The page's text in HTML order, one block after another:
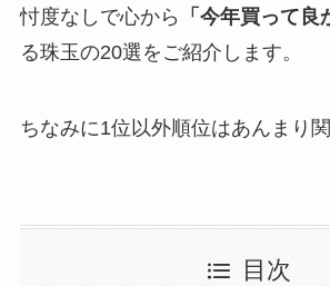
忖度なしで心から 「今年買って良
る珠玉の20選をご紹介します。
ちなみに1位以外順位はあんまり関
目次